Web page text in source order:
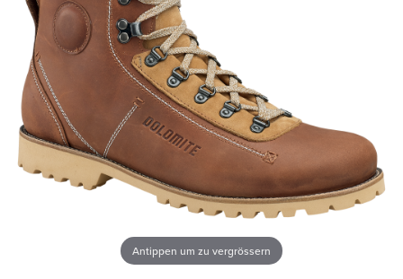
Antippen um zu vergrössern